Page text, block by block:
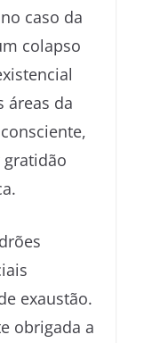
caso da
colapso
áreas da
gratidão
exaustão.
obrigada a